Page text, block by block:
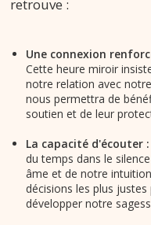
retrouve :
Une connexion
Cette heure miroir
notre relation avec
nous permettra de
soutien et de leur
La capacité d'écouter :
du temps dans le
âme et de notre
décisions les plus
développer notre